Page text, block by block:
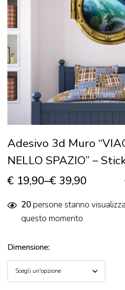
Adesivo 3d Muro
NELLO SPAZIO” –
€ 19,90–€ 39,90
20persone stanno
questo momento
Dimensione: